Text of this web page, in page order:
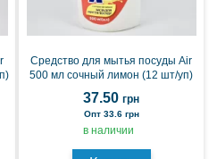
Средство для мытья посуды Air
500 мл сочный лимон (12 шт/уп)
37.50 грн
Опт 33.6 грн
в наличии